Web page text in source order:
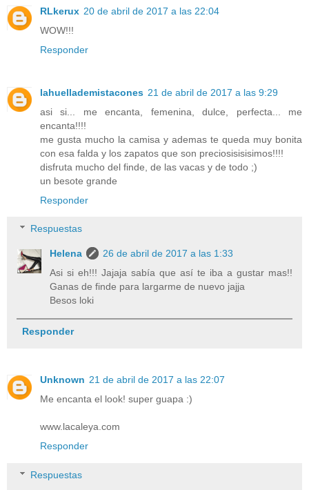
RLkerux 20 de abril de 2017 a las 22:04
WOW!!!
Responder
lahuellademistacones 21 de abril de 2017 a las 9:29
asi si... me encanta, femenina, dulce, perfecta... me
encanta!!!!
me gusta mucho la camisa y ademas te queda muy bonita
con esa falda y los zapatos que son preciosisisisimos!!!!
disfruta mucho del finde, de las vacas y de todo ;)
un besote grande
Responder
Respuestas
Helena
26 de abril de 2017 a las 1:33
Asi si eh!!! Jajaja sabía que así te iba a gustar mas!!
Ganas de finde para largarme de nuevo jajja
Besos loki
Responder
Unknown 21 de abril de 2017 a las 22:07
Me encanta el look! super guapa :)
www.lacaleya.com
Responder
Respuestas